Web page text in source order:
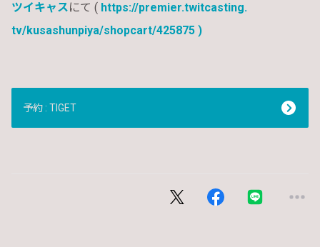
ツイキャスにて ( https://premier.twitcasting.
tv/kusashunpiya/shopcart/425875 )
予約 : TIGET